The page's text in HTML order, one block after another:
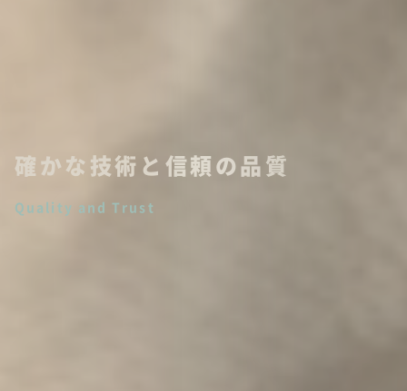
お客様の満足を第一に
Customer Satisfaction First